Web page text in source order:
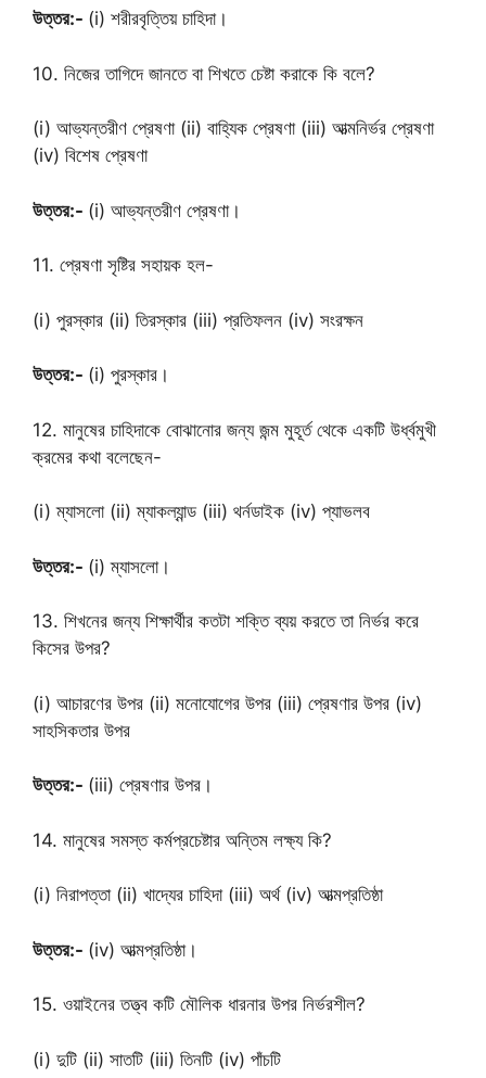
উত্তর:- (i) শরীরবৃত্তিয় চাহিদা।
10. নিজের তাগিদে জানতে বা শিখতে চেষ্টা করাকে কি বলে?
(i) আভ্যন্তরীণ প্রেষণা (ii) বাহ্যিক প্রেষণা (iii) আত্মনির্ভর প্রেষণা
(iv) বিশেষ প্রেষণা
উত্তর:- (i) আভ্যন্তরীণ প্রেষণা।
11. প্রেষণা সৃষ্টির সহায়ক হল-
(i) পুরস্কার (ii) তিরস্কার (iii) প্রতিফলন (iv) সংরক্ষন
উত্তর:- (i) পুরস্কার।
12. মানুষের চাহিদাকে বোঝানোর জন্য জন্ম মুহূর্ত থেকে একটি উর্ধ্বমুখী
ক্রমের কথা বলেছেন-
(i) ম্যাসলো (ii) ম্যাকল্যান্ড (iii) থর্নডাইক (iv) প্যাভলব
উত্তর:- (i) ম্যাসলো।
13. শিখনের জন্য শিক্ষার্থীর কতটা শক্তি ব্যয় করতে তা নির্ভর করে
কিসের উপর?
(i) আচারণের উপর (ii) মনোযোগের উপর (iii) প্রেষণার উপর (iv)
সাহসিকতার উপর
উত্তর:- (iii) প্রেষণার উপর।
14. মানুষের সমস্ত কর্মপ্রচেষ্টার অন্তিম লক্ষ্য কি?
(i) নিরাপত্তা (ii) খাদ্যের চাহিদা (iii) অর্থ (iv) আত্মপ্রতিষ্ঠা
উত্তর:- (iv) আত্মপ্রতিষ্ঠা।
15. ওয়াইনের তত্ত্ব কটি মৌলিক ধারনার উপর নির্ভরশীল?
(i) দুটি (ii) সাতটি (iii) তিনটি (iv) পাঁচটি